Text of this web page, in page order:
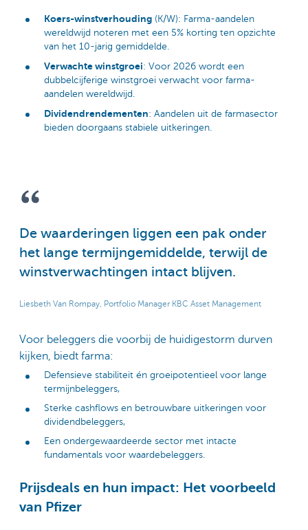
Koers-winstverhouding (K/W): Farma-aandelen
wereldwijd noteren met een 5% korting ten opzichte
van het 10-jarig gemiddelde.
Verwachte winstgroei: Voor 2026 wordt een
dubbelcijferige winstgroei verwacht voor farma-
aandelen wereldwijd.
Dividendrendementen: Aandelen uit de farmasector
bieden doorgaans stabiele uitkeringen.
De waarderingen liggen een pak onder
het lange termijngemiddelde, terwijl de
winstverwachtingen intact blijven.
Liesbeth Van Rompay, Portfolio Manager KBC Asset Management
Voor beleggers die voorbij de huidigestorm durven
kijken, biedt farma:
Defensieve stabiliteit én groeipotentieel voor lange
termijnbeleggers,
Sterke cashflows en betrouwbare uitkeringen voor
dividendbeleggers,
Een ondergewaardeerde sector met intacte
fundamentals voor waardebeleggers.
Prijsdeals en hun impact: Het voorbeeld
van Pfizer